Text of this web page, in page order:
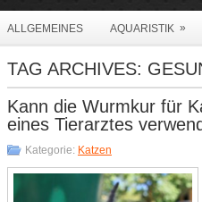
ALLGEMEINES AQUARISTIK »
TAG ARCHIVES:
Kann die Wurmkur für
eines Tierarztes
Kategorie: Katzen